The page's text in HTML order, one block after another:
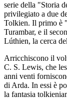
serie della "Storia
privilegiato a due
Tolkien. Il primo è
Turambar, e il
Lúthien, la cerca
Arricchiscono il
C. S. Lewis, che
anni venti
di Arda. In essi è
la fantasia